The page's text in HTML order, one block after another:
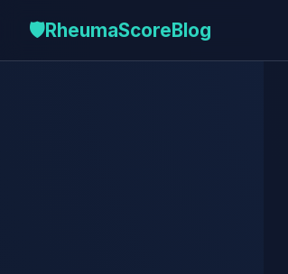
🛡️RheumaScoreBlog